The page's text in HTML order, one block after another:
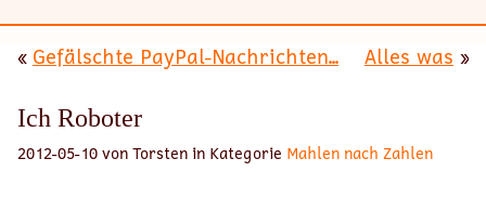
« Gefälschte PayPal-Nachrichten... Alles was »
Ich Roboter
2012-05-10 von Torsten in Kategorie Mahlen nach Zahlen